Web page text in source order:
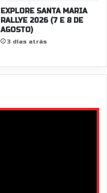
EXPLORE SANTA MARIA
RALLYE 2026 (7 E 8 DE
AGOSTO)
3 dias atrás